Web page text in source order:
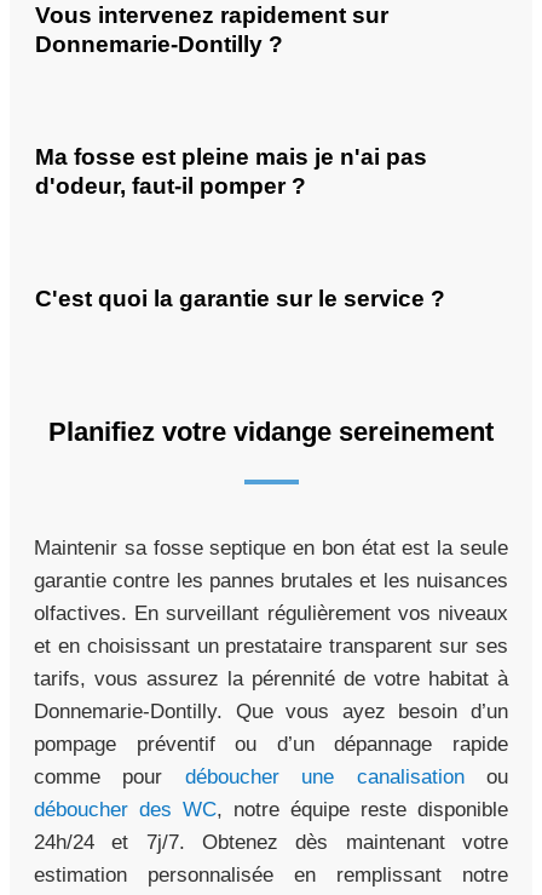
Vous intervenez rapidement sur
Donnemarie-Dontilly ?
Ma fosse est pleine mais je n'ai pas
d'odeur, faut-il pomper ?
C'est quoi la garantie sur le service ?
Planifiez votre vidange sereinement
Maintenir sa fosse septique en bon état est la seule
garantie contre les pannes brutales et les nuisances
olfactives. En surveillant régulièrement vos niveaux
et en choisissant un prestataire transparent sur ses
tarifs, vous assurez la pérennité de votre habitat à
Donnemarie-Dontilly. Que vous ayez besoin d’un
pompage préventif ou d’un dépannage rapide
comme pour déboucher une canalisationou
déboucher des WC, notre équipe reste disponible
24h/24 et 7j/7. Obtenez dès maintenant votre
estimation personnalisée en remplissant notre